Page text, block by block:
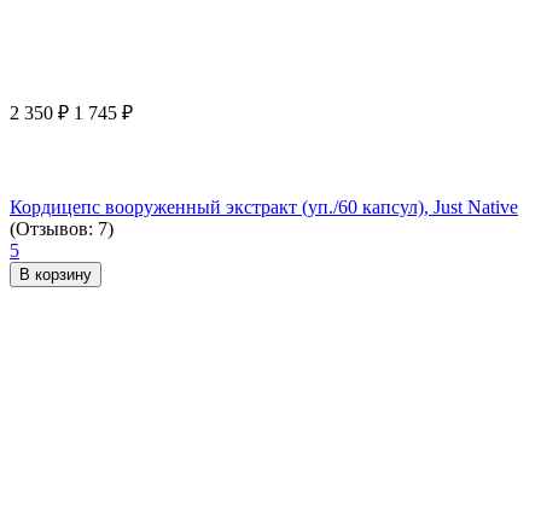
2 350 ₽ 1 745 ₽
Кордицепс вооруженный экстракт (уп./60 капсул), Just Native
(Отзывов: 7)
5
В корзину